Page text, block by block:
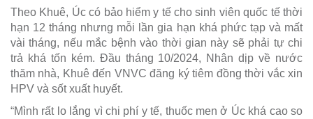
Theo Khuê, Úc có bảo hiểm y tế cho sinh viên quốc tế thời
hạn 12 tháng nhưng mỗi lần gia hạn khá phức tạp và mất
vài tháng, nếu mắc bệnh vào thời gian này sẽ phải tự chi
trả khá tốn kém. Đầu tháng 10/2024, Nhân dịp về nước
thăm nhà, Khuê đến VNVC đăng ký tiêm đồng thời vắc xin
HPV và sốt xuất huyết.
“Mình rất lo lắng vì chi phí y tế, thuốc men ở Úc khá cao so